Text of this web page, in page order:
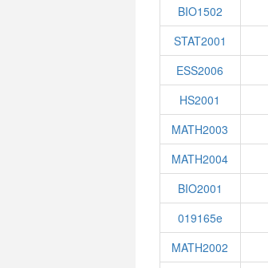
BIO1502
STAT2001
ESS2006
HS2001
MATH2003
MATH2004
BIO2001
019165e
MATH2002